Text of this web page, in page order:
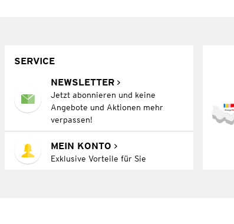
SERVICE
NEWSLETTER
Jetzt abonnieren und keine
Angebote und Aktionen mehr
verpassen!
MEIN KONTO
Exklusive Vorteile für Sie